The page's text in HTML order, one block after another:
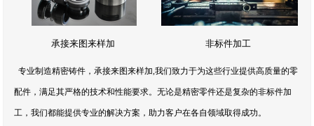
承接来图来样加 非标件加工
专业制造精密铸件，承接来图来样加,我们致力于为这些行业提供高质量的零
配件，满足其严格的技术和性能要求。无论是精密零件还是复杂的非标件加
工，我们都能提供专业的解决方案，助力客户在各自领域取得成功。